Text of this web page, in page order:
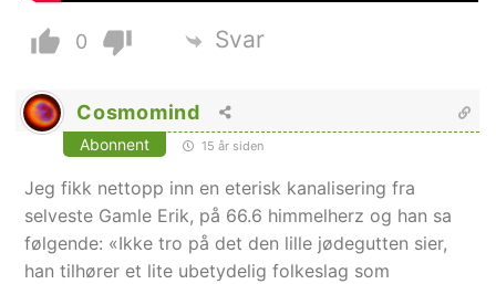
0 Svar
Cosmomind
Abonnent 15 år siden
Jeg fikk nettopp inn en eterisk kanalisering fra
selveste Gamle Erik, på 66.6 himmelherz og han sa
følgende: «Ikke tro på det den lille jødegutten sier,
han tilhører et lite ubetydelig folkeslag som